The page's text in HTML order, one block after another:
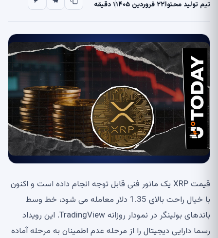
تیم تولید محتوا۲۲ فروردین ۱۴۰۵ ۱ دقیقه
قیمت XRP یک مانور فنی قابل توجه انجام داده است و اکنون
با خیال راحت بالای 1.35 دلار معامله می شود، خط وسط
باندهای بولینگر در نمودار روزانه TradingView. این رویداد
رسما دارایی دیجیتال را از مرحله عدم اطمینان به مرحله آماده